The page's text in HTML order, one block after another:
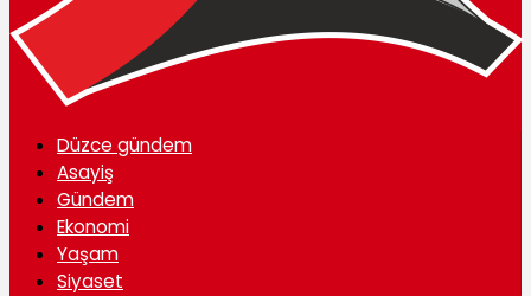
Düzce gündem
Asayiş
Gündem
Ekonomi
Yaşam
Siyaset